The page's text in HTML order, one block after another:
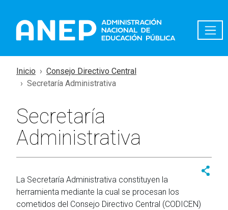
Inicio
Consejo Directivo Central
Secretaría Administrativa
Secretaría
Administrativa
La Secretaría Administrativa constituyen la
herramienta mediante la cual se procesan los
cometidos del Consejo Directivo Central (CODICEN)